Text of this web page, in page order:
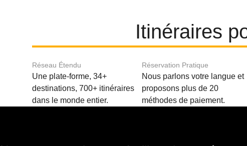
Itinéraires
Réseau Étendu
Une plate-forme, 34+
destinations, 700+ itinéraires
dans le monde entier.
Réservation Pratique
Nous parlons votre langue et
proposons plus de 20
méthodes de paiement.